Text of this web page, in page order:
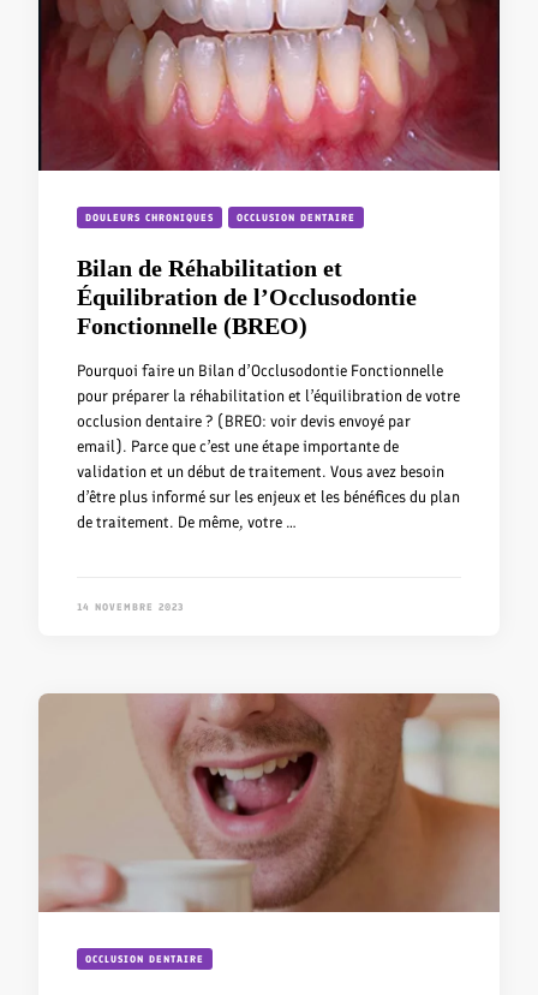
DOULEURS CHRONIQUES OCCLUSION DENTAIRE
Bilan de Réhabilitation et
Équilibration de l’Occlusodontie
Fonctionnelle (BREO)
Pourquoi faire un Bilan d’Occlusodontie Fonctionnelle
pour préparer la réhabilitation et l’équilibration de votre
occlusion dentaire ? (BREO: voir devis envoyé par
email). Parce que c’est une étape importante de
validation et un début de traitement. Vous avez besoin
d’être plus informé sur les enjeux et les bénéfices du plan
de traitement. De même, votre …
14 NOVEMBRE 2023
OCCLUSION DENTAIRE